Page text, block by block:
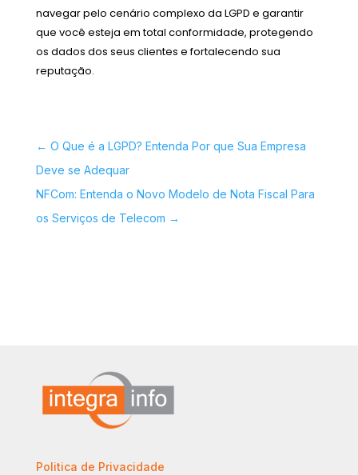
navegar pelo cenário complexo da LGPD e garantir
que você esteja em total conformidade, protegendo
os dados dos seus clientes e fortalecendo sua
reputação.
← O Que é a LGPD? Entenda Por que Sua Empresa
Deve se Adequar
NFCom: Entenda o Novo Modelo de Nota Fiscal Para
os Serviços de Telecom →
Politica de Privacidade